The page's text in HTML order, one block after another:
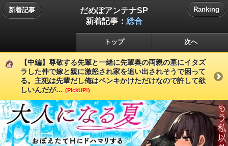
新着記事
だめぽアンテナSP
新着記事： 総合
Ranking
トップ 次へ
【中編】尊敬する先輩と一緒に先輩奥の両親の墓にイタズ
ラした件で嫁と親に激怒され家を追い出されそうで困って
る。主犯は先輩だし俺はペンキかけただけなので許して欲
しいんだが… (PickUP!)